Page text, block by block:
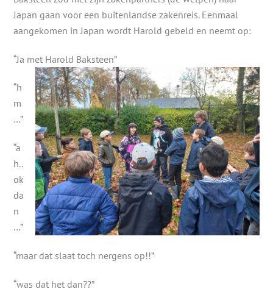
Japan gaan voor een buitenlandse zakenreis. Eenmaal
aangekomen in Japan wordt Harold gebeld en neemt op:
“Ja met Harold Baksteen”
“h
m
…”
“a
h..
ok
da
n
…”
“maar dat slaat toch nergens op!!”
“was dat het dan??”